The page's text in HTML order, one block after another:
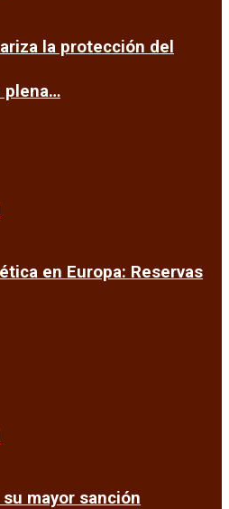
la protección del
plena…
en Europa: Reservas
mayor sanción